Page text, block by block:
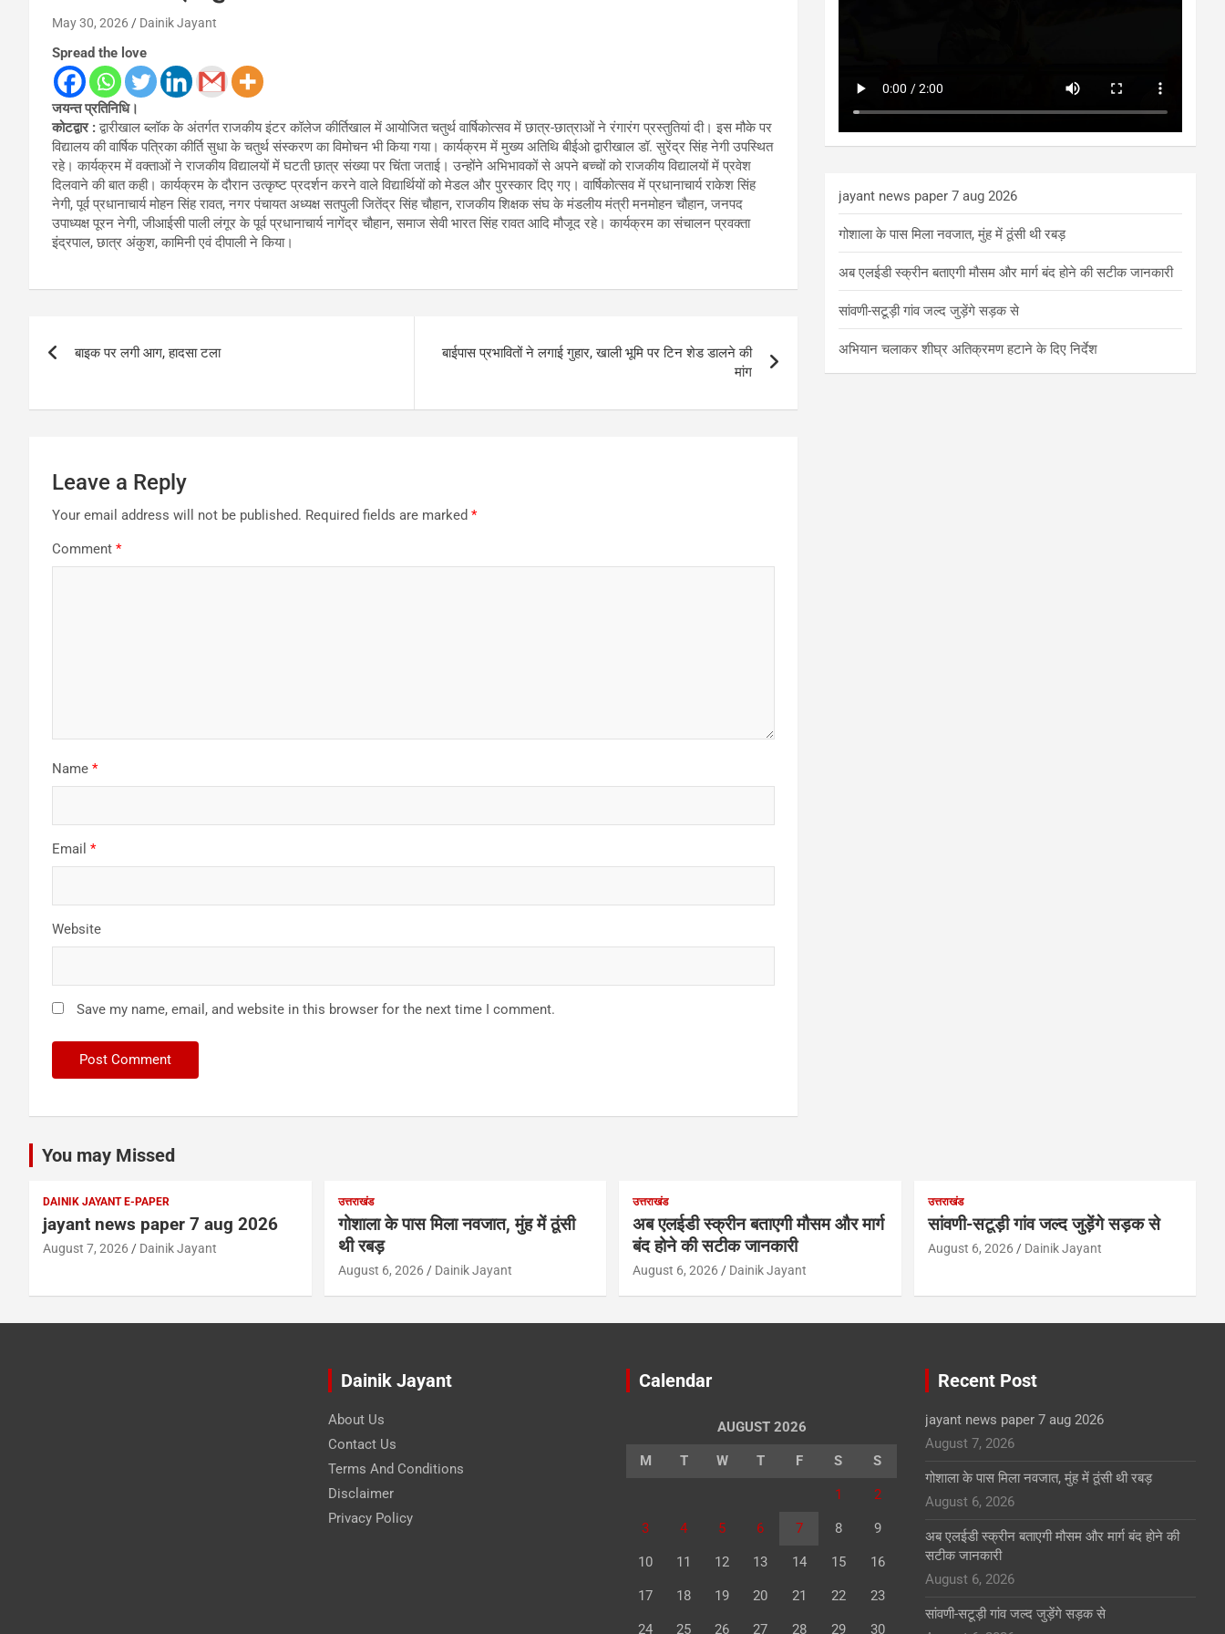
May 30, 2026 Dainik Jayant
Spread the love
जयन्त प्रतिनिधि।
कोटद्वार :द्वारीखाल ब्लॉक के अंतर्गत राजकीय इंटर कॉलेज कीर्तिखाल में आयोजित चतुर्थ वार्षिकोत्सव में छात्र-छात्राओं ने रंगारंग प्रस्तुतियां दी। इस मौके पर
विद्यालय की वार्षिक पत्रिका कीर्ति सुधा के चतुर्थ संस्करण का विमोचन भी किया गया। कार्यक्रम में मुख्य अतिथि बीईओ द्वारीखाल डॉ. सुरेंद्र सिंह नेगी उपस्थित
रहे। कार्यक्रम में वक्ताओं ने राजकीय विद्यालयों में घटती छात्र संख्या पर चिंता जताई। उन्होंने अभिभावकों से अपने बच्चों को राजकीय विद्यालयों में प्रवेश
दिलवाने की बात कही। कार्यक्रम के दौरान उत्कृष्ट प्रदर्शन करने वाले विद्यार्थियों को मेडल और पुरस्कार दिए गए। वार्षिकोत्सव में प्रधानाचार्य राकेश सिंह
नेगी, पूर्व प्रधानाचार्य मोहन सिंह रावत, नगर पंचायत अध्यक्ष सतपुली जितेंद्र सिंह चौहान, राजकीय शिक्षक संघ के मंडलीय मंत्री मनमोहन चौहान, जनपद
उपाध्यक्ष पूरन नेगी, जीआईसी पाली लंगूर के पूर्व प्रधानाचार्य नागेंद्र चौहान, समाज सेवी भारत सिंह रावत आदि मौजूद रहे। कार्यक्रम का संचालन प्रवक्ता
इंद्रपाल, छात्र अंकुश, कामिनी एवं दीपाली ने किया।
navigation
बाइक पर लगी आग, हादसा टला
बाईपास प्रभावितों ने लगाई गुहार, खाली भूमि पर टिन शेड डालने की
मांग
Leave a Reply
Your email address will not be published. Required fields are marked *
Comment *
Name *
Email *
Website
Save my name, email, and website in this browser for the next time I comment.
jayant news paper 7 aug 2026
गोशाला के पास मिला नवजात, मुंह में ठूंसी थी रबड़
अब एलईडी स्क्रीन बताएगी मौसम और मार्ग बंद होने की सटीक जानकारी
सांवणी-सटूड़ी गांव जल्द जुड़ेंगे सड़क से
अभियान चलाकर शीघ्र अतिक्रमण हटाने के दिए निर्देश
You may Missed
DAINIK JAYANT E-PAPER
jayant news paper 7 aug 2026
August 7, 2026 Dainik Jayant
उत्तराखंड
गोशाला के पास मिला नवजात, मुंह में ठूंसी
थी रबड़
August 6, 2026 Dainik Jayant
उत्तराखंड
अब एलईडी स्क्रीन बताएगी मौसम और मार्ग
बंद होने की सटीक जानकारी
August 6, 2026 Dainik Jayant
उत्तराखंड
सांवणी-सटूड़ी गांव जल्द जुड़ेंगे सड़क से
August 6, 2026 Dainik Jayant
Dainik Jayant
About Us
Contact Us
Terms And Conditions
Disclaimer
Privacy Policy
Calendar
AUGUST 2026
M T W T F S S
1 2
3 4 5 6 7 8 9
10 11 12 13 14 15 16
17 18 19 20 21 22 23
24 25 26 27 28 29 30
Recent Post
jayant news paper 7 aug 2026
August 7, 2026
गोशाला के पास मिला नवजात, मुंह में ठूंसी थी रबड़
August 6, 2026
अब एलईडी स्क्रीन बताएगी मौसम और मार्ग बंद होने की
सटीक जानकारी
August 6, 2026
सांवणी-सटूड़ी गांव जल्द जुड़ेंगे सड़क से